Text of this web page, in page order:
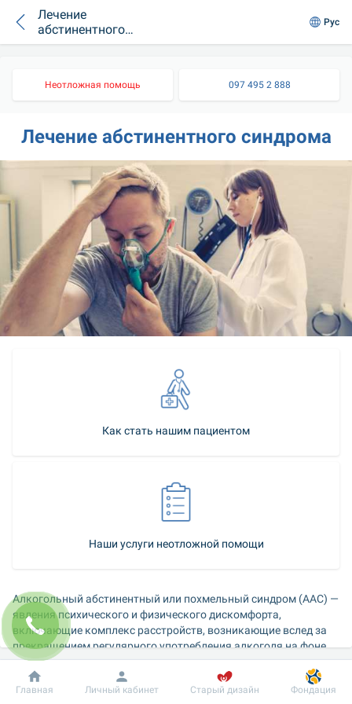
Лечение
абстинентного
синдрома
Рус
Неотложная помощь 097 495 2 888
Лечение абстинентного синдрома
Как стать нашим пациентом
Наши услуги неотложной помощи
Алкогольный абстинентный или похмельный синдром (ААС) —
явления психического и физического дискомфорта,
включающие комплекс расстройств, возникающие вслед за
прекращением регулярного употребления алкоголя на фоне
выраженного влечения к нему.
Неотложная медицинская помощь предоставляется
Добробут Информация Пациенту
Главная Личный кабинет Старый дизайн Фондация